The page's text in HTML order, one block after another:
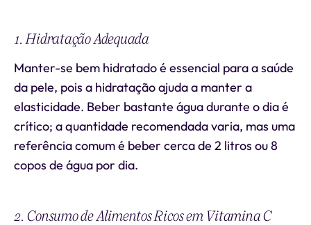
1. Hidratação Adequada
Manter-se bem hidratado é essencial para a saúde
da pele, pois a hidratação ajuda a manter a
elasticidade. Beber bastante água durante o dia é
crítico; a quantidade recomendada varia, mas uma
referência comum é beber cerca de 2 litros ou 8
copos de água por dia.
2. Consumo de Alimentos Ricos em Vitamina C